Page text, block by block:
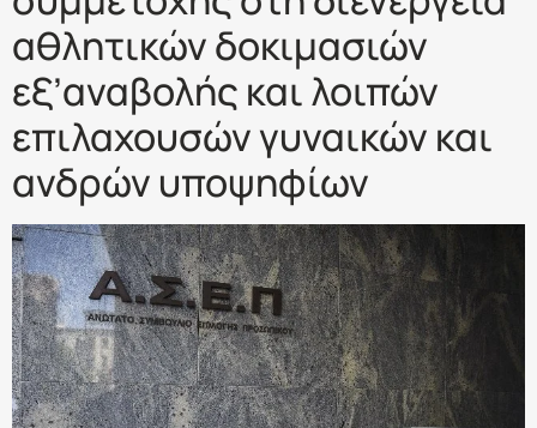
αθλητικών δοκιμασιών
εξ’αναβολής και λοιπών
επιλαχουσών γυναικών και
ανδρών υποψηφίων